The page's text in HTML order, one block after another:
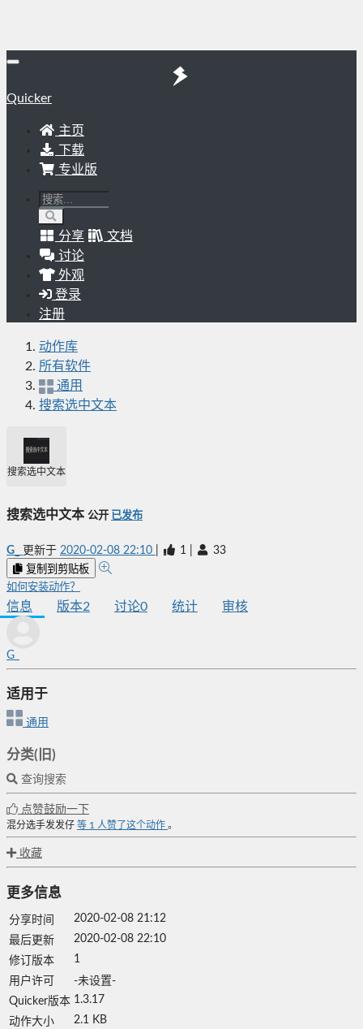
Quicker
主页
下载
专业版
分享
文档
讨论
外观
登录
注册
动作库
所有软件
通用
搜索选中文本
搜索选中文本
搜索选中文本 公开 已发布
G_ 更新于 2020-02-08 22:10 1 33
复制到剪贴板
如何安装动作？
信息 版本2 讨论0 统计 审核
G_
适用于
通用
分类(旧)
查询搜索
点赞鼓励一下
混分选手发发仔 等 1 人赞了这个动作 。
收藏
更多信息
分享时间
2020-02-08 21:12
最后更新
2020-02-08 22:10
修订版本
1
用户许可
-未设置-
Quicker版本 1.3.17
动作大小
2.1 KB